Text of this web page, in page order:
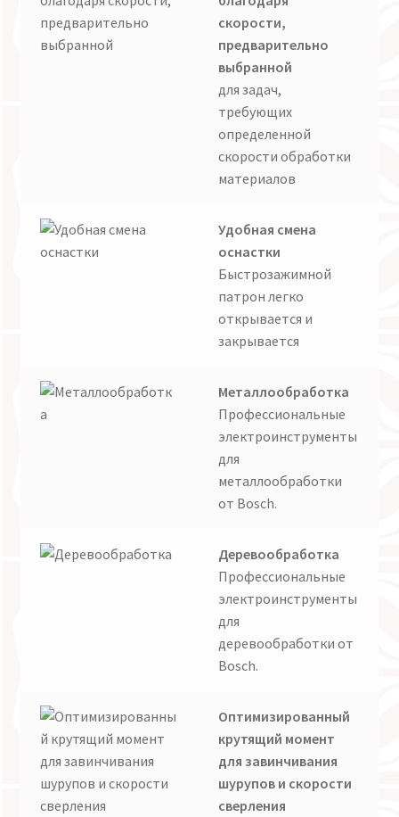
скорости,
предварительно
выбранной
для задач,
требующих
определенной
скорости обработки
материалов
Удобная смена
оснастки
Быстрозажимной
патрон легко
открывается и
закрывается
Металлообработка
Профессиональные
электроинструменты
для
металлообработки
от Bosch.
Деревообработка
Профессиональные
электроинструменты
для
деревообработки от
Bosch.
Оптимизированный
крутящий момент
для завинчивания
шурупов и скорости
сверления